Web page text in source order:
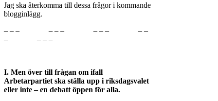
Jag ska återkomma till dessa frågor i kommande
blogginlägg.
– – – – – – – – – – –
– – – –
I. Men över till frågan om ifall
Arbetarpartiet ska ställa upp i riksdagsvalet
eller inte – en debatt öppen för alla.